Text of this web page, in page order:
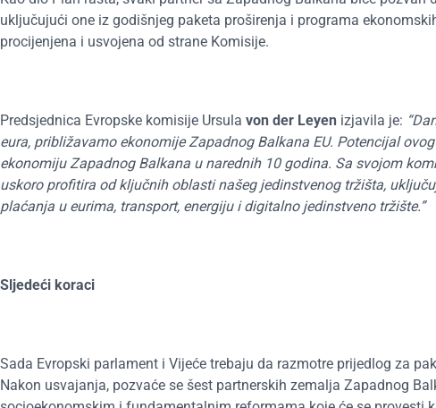
uključujući one iz godišnjeg paketa proširenja i programa
procijenjena i usvojena od strane Komisije.
Predsjednica Evropske komisije Ursula von der Leyen izjavila je:
eura, približavamo ekonomije Zapadnog Balkana EU. Potencijal
ekonomiju Zapadnog Balkana u narednih 10 godina. Sa svojom
uskoro profitira od ključnih oblasti našeg jedinstvenog tržišta,
plaćanja u eurima, transport, energiju i digitalno jedinstveno tržište.”
Sljedeći koraci
Sada Evropski parlament i Vijeće trebaju da razmotre prijedlog za
Nakon usvajanja, pozvaće se šest partnerskih zemalja Zapadnog